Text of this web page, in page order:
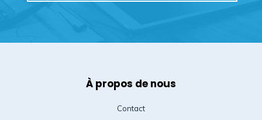
À propos de nous
Contact